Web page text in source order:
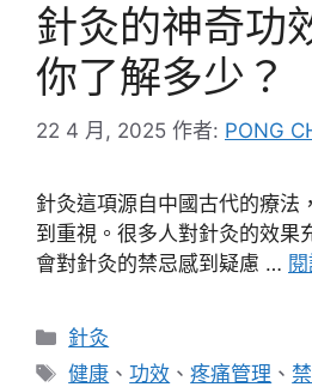
針灸的神奇功
你了解多少？
22 4 月, 2025 作者: PONG
針灸這項源自中國古代的療法
到重視。很多人對針灸的效果
會對針灸的禁忌感到疑慮 …
分
類
針灸
標
健康 、功效 、疼痛管理 、